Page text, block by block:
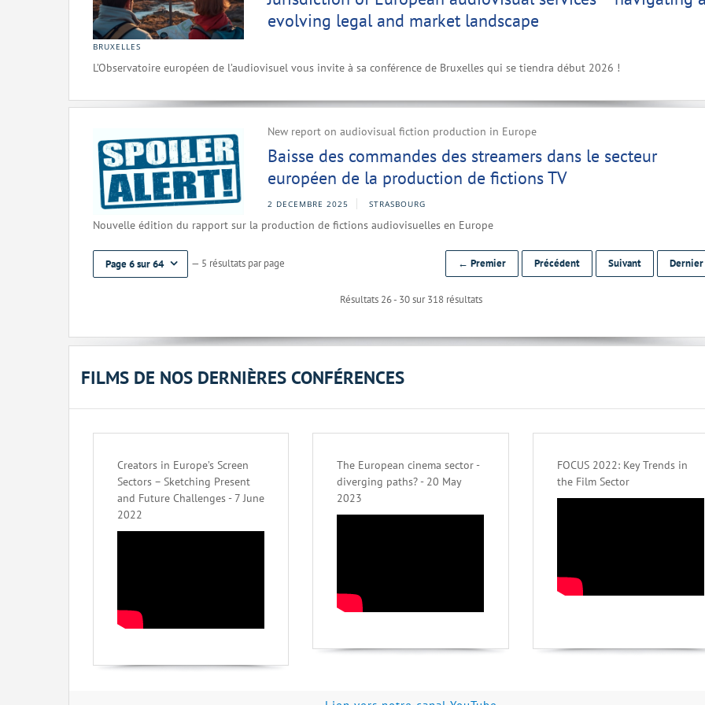
evolving legal and market landscape
BRUXELLES
L’Observatoire européen de l’audiovisuel vous invite à sa conférence de Bruxelles qui se tiendra début 2026 !
New report on audiovisual fiction production in Europe
Baisse des commandes des streamers dans le secteur
européen de la production de fictions TV
2 DECEMBRE 2025 STRASBOURG
Nouvelle édition du rapport sur la production de fictions audiovisuelles en Europe
Page 6 sur 64 — 5 résultats par page
Résultats 26 - 30 sur 318 résultats
← Premier Précédent Suivant
FILMS DE NOS DERNIÈRES CONFÉRENCES
Creators in Europe’s Screen
Sectors – Sketching Present
and Future Challenges - 7 June
2022
The European cinema sector -
diverging paths? - 20 May
2023
FOCUS 2022: Key Trends in
the Film Sector